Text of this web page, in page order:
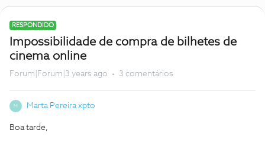
RESPONDIDO
Impossibilidade de compra de bilhetes de
cinema online
Forum|Forum|3 years ago 3 comentários
M Marta Pereira xpto
Boa tarde,